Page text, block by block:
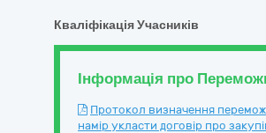
Кваліфікація Учасників
Інформація про
Протокол визначення
намір укласти договір про